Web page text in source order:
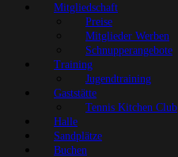
Mitgliedschaft
Preise
Mitglieder Werben
Schnupperangebote
Training
Jugendtraining
Gaststätte
Tennis Kitchen Club
Halle
Sandplätze
Buchen